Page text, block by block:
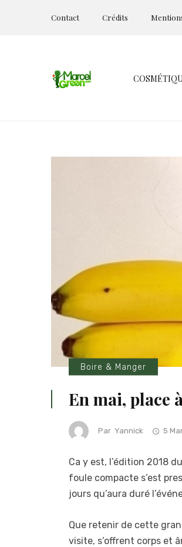
Contact Crédits
Boire & Manger
En mai, place
Par Yannick 5
Ca y est, l’édition 2018
foule compacte s’est
jours qu’aura duré
Que retenir de cette
visite, s’offrent corps et